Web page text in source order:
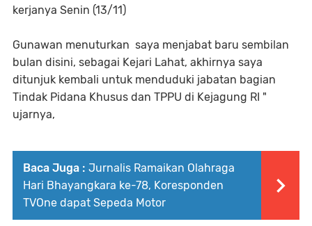
kerjanya Senin (13/11)
Gunawan menuturkan saya menjabat baru sembilan
bulan disini, sebagai Kejari Lahat, akhirnya saya
ditunjuk kembali untuk menduduki jabatan bagian
Tindak Pidana Khusus dan TPPU di Kejagung RI "
ujarnya,
Baca Juga : Jurnalis Ramaikan Olahraga
Hari Bhayangkara ke-78, Koresponden
TVOne dapat Sepeda Motor